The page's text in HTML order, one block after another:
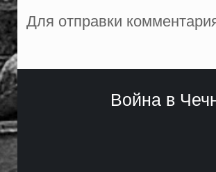
Для отправки
Война в